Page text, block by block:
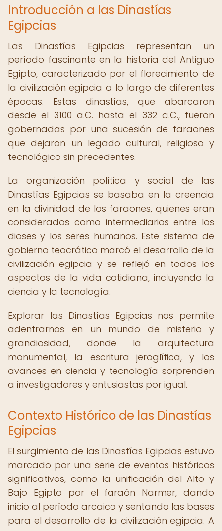
Introducción a las Dinastías
Egipcias
Las Dinastías Egipcias representan un
período fascinante en la historia del Antiguo
Egipto, caracterizado por el florecimiento de
la civilización egipcia a lo largo de diferentes
épocas. Estas dinastías, que abarcaron
desde el 3100 a.C. hasta el 332 a.C., fueron
gobernadas por una sucesión de faraones
que dejaron un legado cultural, religioso y
tecnológico sin precedentes.
La organización política y social de las
Dinastías Egipcias se basaba en la creencia
en la divinidad de los faraones, quienes eran
considerados como intermediarios entre los
dioses y los seres humanos. Este sistema de
gobierno teocrático marcó el desarrollo de la
civilización egipcia y se reflejó en todos los
aspectos de la vida cotidiana, incluyendo la
ciencia y la tecnología.
Explorar las Dinastías Egipcias nos permite
adentrarnos en un mundo de misterio y
grandiosidad, donde la arquitectura
monumental, la escritura jeroglífica, y los
avances en ciencia y tecnología sorprenden
a investigadores y entusiastas por igual.
Contexto Histórico de las Dinastías
Egipcias
El surgimiento de las Dinastías Egipcias estuvo
marcado por una serie de eventos históricos
significativos, como la unificación del Alto y
Bajo Egipto por el faraón Narmer, dando
inicio al período arcaico y sentando las bases
para el desarrollo de la civilización egipcia. A